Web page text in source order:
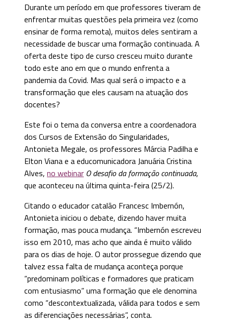
Durante um período em que professores tiveram de
enfrentar muitas questões pela primeira vez (como
ensinar de forma remota), muitos deles sentiram a
necessidade de buscar uma formação continuada. A
oferta deste tipo de curso cresceu muito durante
todo este ano em que o mundo enfrenta a
pandemia da Covid. Mas qual será o impacto e a
transformação que eles causam na atuação dos
docentes?
Este foi o tema da conversa entre a coordenadora
dos Cursos de Extensão do Singularidades,
Antonieta Megale, os professores Márcia Padilha e
Elton Viana e a educomunicadora Januária Cristina
Alves, no webinar O desafio da formação continuada,
que aconteceu na última quinta-feira (25/2).
Citando o educador catalão Francesc Imbernón,
Antonieta iniciou o debate, dizendo haver muita
formação, mas pouca mudança. “Imbernón escreveu
isso em 2010, mas acho que ainda é muito válido
para os dias de hoje. O autor prossegue dizendo que
talvez essa falta de mudança aconteça porque
“predominam políticas e formadores que praticam
com entusiasmo” uma formação que ele denomina
como “descontextualizada, válida para todos e sem
as diferenciações necessárias”, conta.